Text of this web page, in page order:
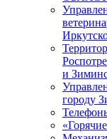
и
городу